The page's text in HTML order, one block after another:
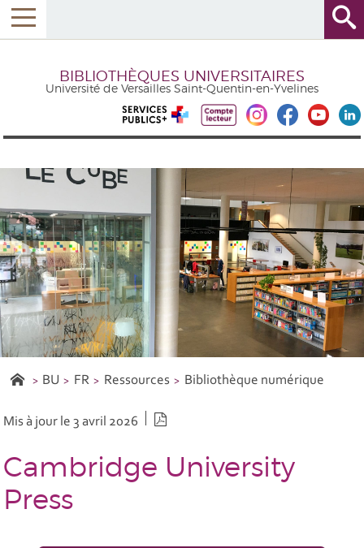
BIBLIOTHÈQUES UNIVERSITAIRES
Université de Versailles Saint-Quentin-en-Yvelines
BU FR Ressources Bibliothèque numérique
Mis à jour le 3 avril 2026
Cambridge University
Press